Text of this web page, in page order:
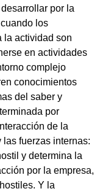
por la
los
la actividad son
en actividades
complejo
conocimientos
del saber y
por
de la
fuerzas internas:
y determina la
por la empresa,
Y la